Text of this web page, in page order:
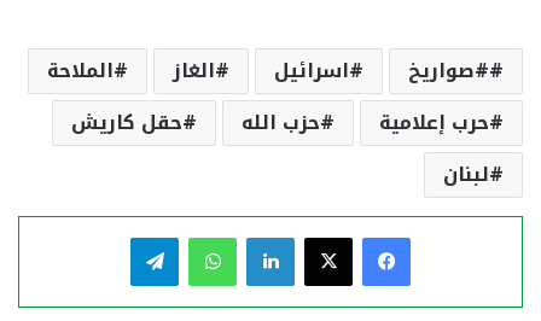
#صواريخ اسرائيل الغاز
الملاحة
حرب إعلامية
حزب الله
حقل كاريش
لبنان
فيسبوك لينكدإن واتساب